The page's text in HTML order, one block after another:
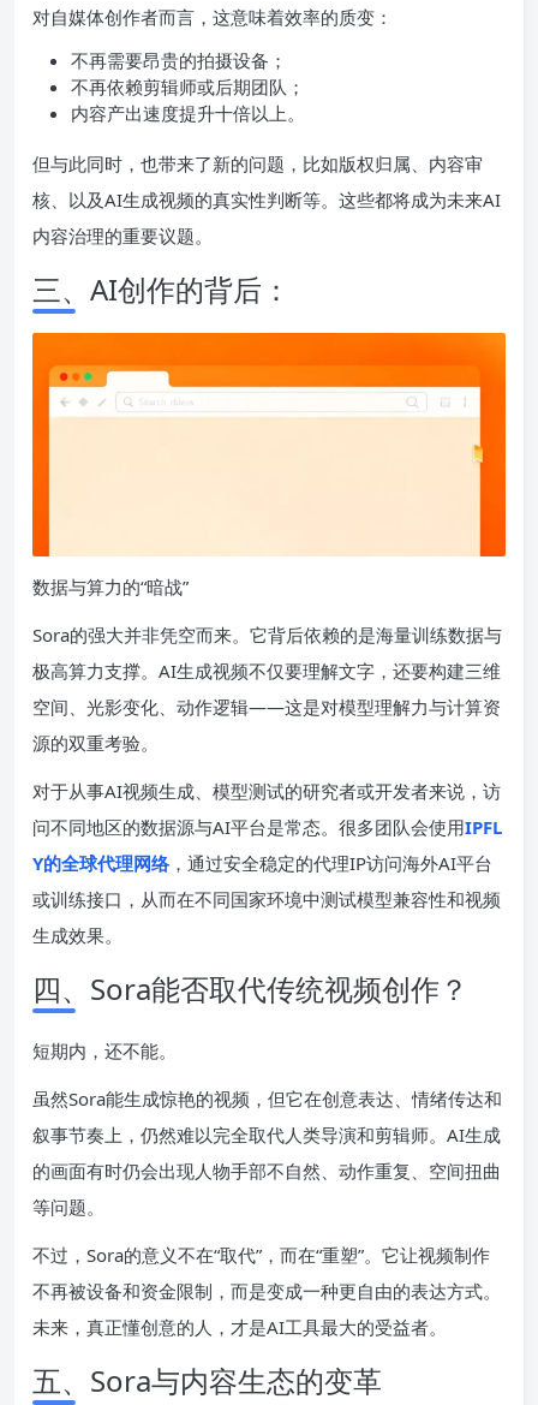
对自媒体创作者而言，这意味着效率的质变：
不再需要昂贵的拍摄设备；
不再依赖剪辑师或后期团队；
内容产出速度提升十倍以上。
但与此同时，也带来了新的问题，比如版权归属、内容审
核、以及AI生成视频的真实性判断等。这些都将成为未来AI
内容治理的重要议题。
三、AI创作的背后：
数据与算力的“暗战”
Sora的强大并非凭空而来。它背后依赖的是海量训练数据与
极高算力支撑。AI生成视频不仅要理解文字，还要构建三维
空间、光影变化、动作逻辑——这是对模型理解力与计算资
源的双重考验。
对于从事AI视频生成、模型测试的研究者或开发者来说，访
问不同地区的数据源与AI平台是常态。很多团队会使用IPFL
Y的全球代理网络，通过安全稳定的代理IP访问海外AI平台
或训练接口，从而在不同国家环境中测试模型兼容性和视频
生成效果。
四、Sora能否取代传统视频创作？
短期内，还不能。
虽然Sora能生成惊艳的视频，但它在创意表达、情绪传达和
叙事节奏上，仍然难以完全取代人类导演和剪辑师。AI生成
的画面有时仍会出现人物手部不自然、动作重复、空间扭曲
等问题。
不过，Sora的意义不在“取代”，而在“重塑”。它让视频制作
不再被设备和资金限制，而是变成一种更自由的表达方式。
未来，真正懂创意的人，才是AI工具最大的受益者。
五、Sora与内容生态的变革